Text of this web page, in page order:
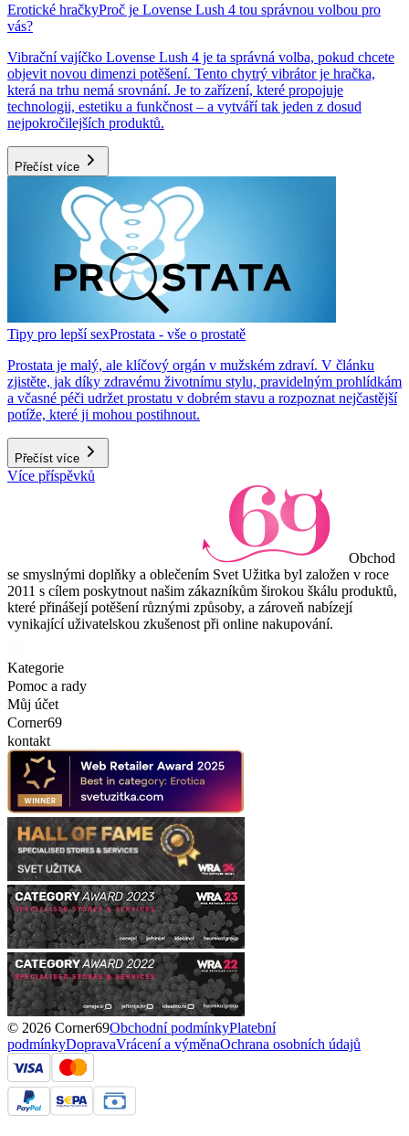
Erotické hračkyProč je Lovense Lush 4 tou správnou volbou pro
vás?
Vibrační vajíčko Lovense Lush 4 je ta správná volba, pokud chcete
objevit novou dimenzi potěšení. Tento chytrý vibrátor je hračka,
která na trhu nemá srovnání. Je to zařízení, které propojuje
technologii, estetiku a funkčnost – a vytváří tak jeden z dosud
nejpokročilejších produktů.
Přečíst více
Tipy pro lepší sexProstata - vše o prostatě
Prostata je malý, ale klíčový orgán v mužském zdraví. V článku
zjistěte, jak díky zdravému životnímu stylu, pravidelným prohlídkám
a včasné péči udržet prostatu v dobrém stavu a rozpoznat nejčastější
potíže, které ji mohou postihnout.
Přečíst více
Více příspěvků
Obchod
se smyslnými doplňky a oblečením Svet Užitka byl založen v roce
2011 s cílem poskytnout našim zákazníkům širokou škálu produktů,
které přinášejí potěšení různými způsoby, a zároveň nabízejí
vynikající uživatelskou zkušenost při online nakupování.
Kategorie
Pomoc a rady
Můj účet
Corner69
kontakt
© 2026 Corner69Obchodní podmínkyPlatební
podmínkyDopravaVrácení a výměnaOchrana osobních údajů